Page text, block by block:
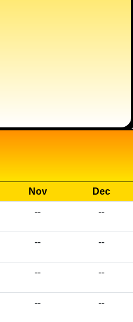
Nov
Dec
-- --
-- --
-- --
-- --